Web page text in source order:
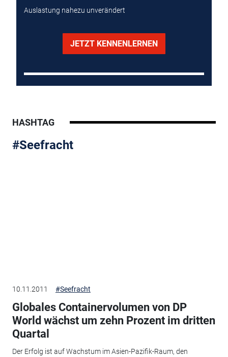
Auslastung nahezu unverändert
JETZT KENNENLERNEN
HASHTAG
#Seefracht
10.11.2011 #Seefracht
Globales Containervolumen von DP
World wächst um zehn Prozent im dritten
Quartal
Der Erfolg ist auf Wachstum im Asien-Pazifik-Raum, den